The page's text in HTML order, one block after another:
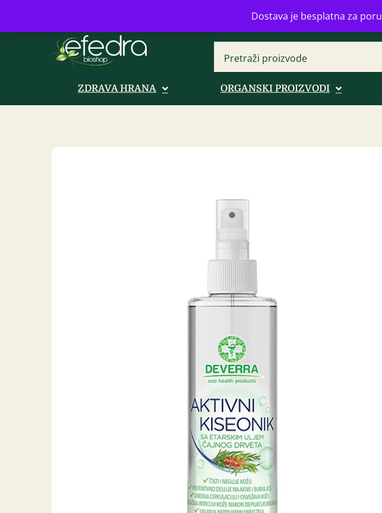
Dostava je besplatna za
Bulevar Mihajla Pupina 16b, Novi Beograd
ZDRAVA HRANA ORGANSKI PROIZVODI